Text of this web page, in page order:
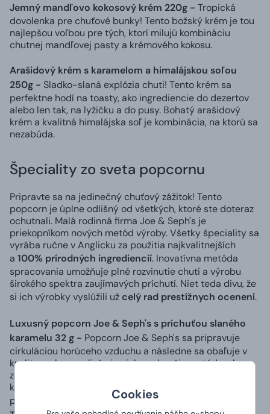
Cookies
Jemný mandľovo kokosový krém 220g - Tropická
dovolenka pre chuťové bunky! Tento božský krém je tou
najlepšou voľbou pre tých, ktorí milujú kombináciu
chutnej mandľovej pasty a krémového kokosu.
Arašidový krém s karamelom a himalájskou soľou
250g - Sladko-slaná explózia chuti! Tento krém sa
perfektne hodí na toasty, ako ingrediencie do dezertov
alebo len tak, na lyžičku a do pusy. Bohatý arašidový
krém a kvalitná himalájska soľ je kombinácia, na ktorú sa
nezabúda.
Špeciality zo sveta popcornu
Pripravte sa na jedinečný chuťový zážitok! Tento
popcorn je úplne odlišný od všetkých, ktoré ste doteraz
ochutnali. Malá rodinná firma Joe & Seph's je
priekopníkom nových metód výroby. Všetky špeciality sa
vyrába ručne v Anglicku za použitia najkvalitnejších
a 100% prírodných ingrediencií. Inovatívna metóda
spracovania umožňuje plné rozvinutie chuti a výrobu
širokého spektra zaujímavých príchutí. Niet teda divu, že
si ich výrobky vyslúžili už celý rad prestížnych ocenení.
Luxusný popcorn Joe & Seph's s príchuťou slaného
karamelu 32 g - Popcorn Joe & Seph's sa pripravuje
cirkuláciou horúceho vzduchu a následne sa obaľuje v
kvalitnom karameli, čo je nielen zdravšia metóda, ale
zaručuje tiež lepšiu štruktúru a výnimočnú chuť. Úžasná
kombinácia čerstvého masla, morskej soli a karamelu si
právom vyslúžila
dve zlaté hviezdy na súťaži Great